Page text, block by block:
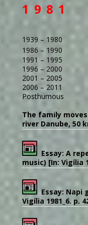
1981
1939 – 1980
1986 – 1990
1991 – 1995
1996 – 2000
2001 – 2005
2006 – 2011
Posthumous
The family
river Danube, 50
Essay: A
music) [In: Vigília
Essay: Napi
Vigília 1981_6. p.